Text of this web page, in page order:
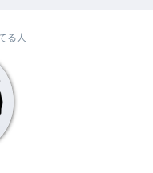
る人